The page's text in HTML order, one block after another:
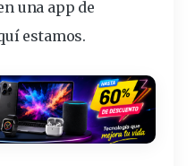
una app de
estamos.